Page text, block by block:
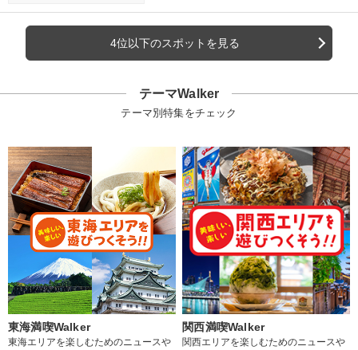
4位以下のスポットを見る
テーマWalker
テーマ別特集をチェック
東海満喫Walker
東海エリアを楽しむためのニュースや
関西満喫Walker
関西エリアを楽しむためのニュースや